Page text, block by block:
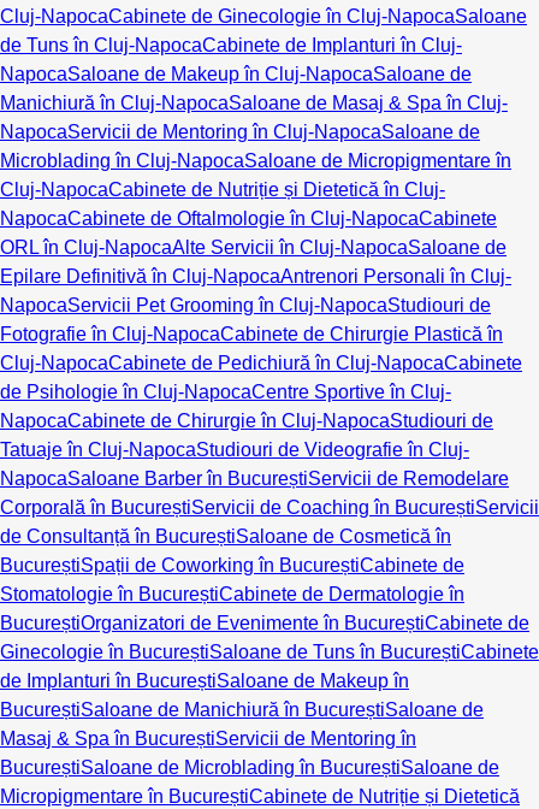
Cluj-NapocaCabinete de Ginecologie în Cluj-NapocaSaloane
de Tuns în Cluj-NapocaCabinete de Implanturi în Cluj-
NapocaSaloane de Makeup în Cluj-NapocaSaloane de
Manichiură în Cluj-NapocaSaloane de Masaj & Spa în Cluj-
NapocaServicii de Mentoring în Cluj-NapocaSaloane de
Microblading în Cluj-NapocaSaloane de Micropigmentare în
Cluj-NapocaCabinete de Nutriție și Dietetică în Cluj-
NapocaCabinete de Oftalmologie în Cluj-NapocaCabinete
ORL în Cluj-NapocaAlte Servicii în Cluj-NapocaSaloane de
Epilare Definitivă în Cluj-NapocaAntrenori Personali în Cluj-
NapocaServicii Pet Grooming în Cluj-NapocaStudiouri de
Fotografie în Cluj-NapocaCabinete de Chirurgie Plastică în
Cluj-NapocaCabinete de Pedichiură în Cluj-NapocaCabinete
de Psihologie în Cluj-NapocaCentre Sportive în Cluj-
NapocaCabinete de Chirurgie în Cluj-NapocaStudiouri de
Tatuaje în Cluj-NapocaStudiouri de Videografie în Cluj-
NapocaSaloane Barber în BucureștiServicii de Remodelare
Corporală în BucureștiServicii de Coaching în BucureștiServicii
de Consultanță în BucureștiSaloane de Cosmetică în
BucureștiSpații de Coworking în BucureștiCabinete de
Stomatologie în BucureștiCabinete de Dermatologie în
BucureștiOrganizatori de Evenimente în BucureștiCabinete de
Ginecologie în BucureștiSaloane de Tuns în BucureștiCabinete
de Implanturi în BucureștiSaloane de Makeup în
BucureștiSaloane de Manichiură în BucureștiSaloane de
Masaj & Spa în BucureștiServicii de Mentoring în
BucureștiSaloane de Microblading în BucureștiSaloane de
Micropigmentare în BucureștiCabinete de Nutriție și Dietetică